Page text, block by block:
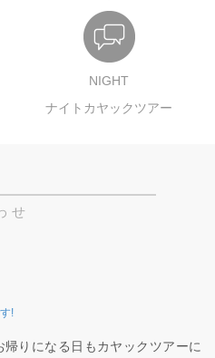
NIGHT
ナイトカヤックツアー
せ
!
りになる日もカヤックツアーに